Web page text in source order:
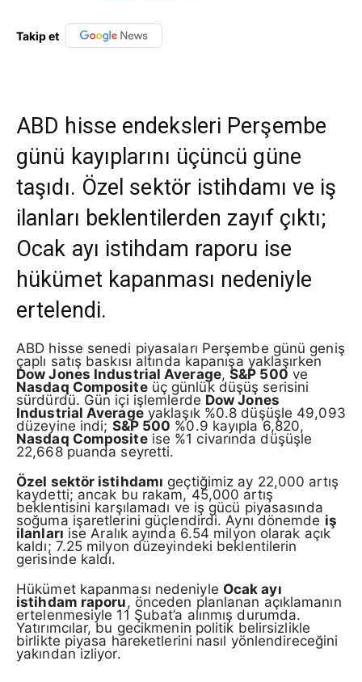
Takip et
ABD hisse endeksleri Perşembe
günü kayıplarını üçüncü güne
taşıdı. Özel sektör istihdamı ve iş
ilanları beklentilerden zayıf çıktı;
Ocak ayı istihdam raporu ise
hükümet kapanması nedeniyle
ertelendi.
ABD hisse senedi piyasaları Perşembe günü geniş
çaplı satış baskısı altında kapanışa yaklaşırken
Dow Jones Industrial Average,S&P 500 ve
Nasdaq Compositeüç günlük düşüş serisini
sürdürdü. Gün içi işlemlerde Dow Jones
Industrial Averageyaklaşık %0.8 düşüşle 49,093
düzeyine indi; S&P 500 %0.9 kayıpla 6,820,
Nasdaq Compositeise %1 civarında düşüşle
22,668 puanda seyretti.
Özel sektör istihdamı geçtiğimiz ay 22,000 artış
kaydetti; ancak bu rakam, 45,000 artış
beklentisini karşılamadı ve iş gücü piyasasında
soğuma işaretlerini güçlendirdi. Aynı dönemde iş
ilanları ise Aralık ayında 6.54 milyon olarak açık
kaldı; 7.25 milyon düzeyindeki beklentilerin
gerisinde kaldı.
Hükümet kapanması nedeniyle Ocak ayı
istihdam raporu, önceden planlanan açıklamanın
ertelenmesiyle 11 Şubat’a alınmış durumda.
Yatırımcılar, bu gecikmenin politik belirsizlikle
birlikte piyasa hareketlerini nasıl yönlendireceğini
yakından izliyor.